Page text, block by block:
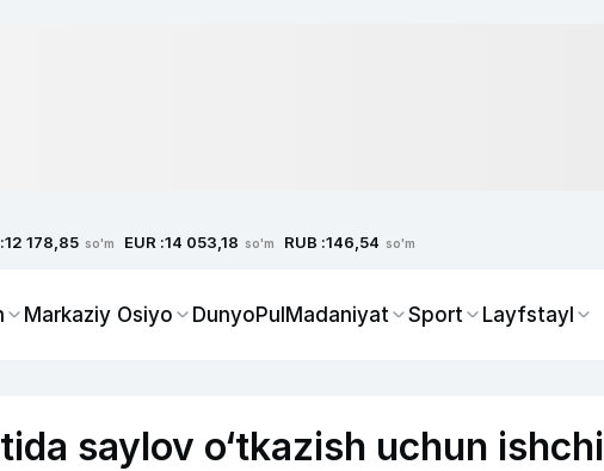
12 178,85 so'm EUR :14 053,18 so'm RUB :146,54 so'm
Markaziy Osiyo DunyoPulMadaniyat Sport Layfstayl
saylov o‘tkazish uchun ishchi